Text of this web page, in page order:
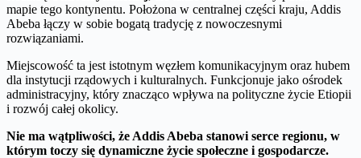
mapie tego kontynentu. Położona w centralnej części kraju, Addis
Abeba łączy w sobie bogatą tradycję z nowoczesnymi
rozwiązaniami.
Miejscowość ta jest istotnym węzłem komunikacyjnym oraz hubem
dla instytucji rządowych i kulturalnych. Funkcjonuje jako ośrodek
administracyjny, który znacząco wpływa na polityczne życie Etiopii
i rozwój całej okolicy.
Nie ma wątpliwości, że Addis Abeba stanowi serce regionu, w
którym toczy się dynamiczne życie społeczne i gospodarcze.